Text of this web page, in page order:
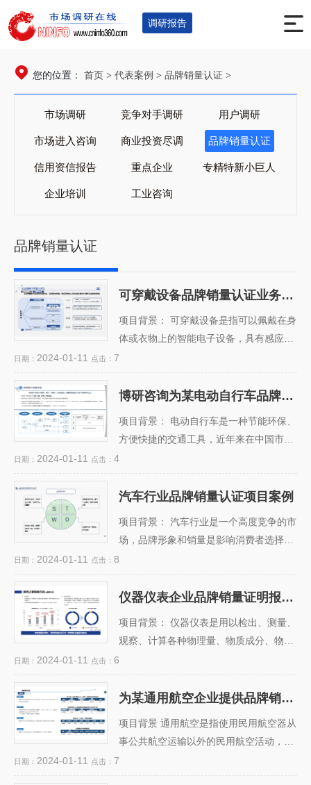
调研报告
您的位置： 首页 > 代表案例 > 品牌销量认证 >
市场调研 竞争对手调研 用户调研
市场进入咨询 商业投资尽调 品牌销量认证
信用资信报告 重点企业 专精特新小巨人
企业培训 工业咨询
品牌销量认证
可穿戴设备品牌销量认证
业务项目案例
可穿戴设备品牌销量认证业务项目案例
项目背景： 可穿戴设备是指可以佩戴在身
体或衣物上的智能电子设备，具有感应、
场规模在近年来呈现快速增长的态势，中
国。 客户痛点： 随着市场竞争的加剧，
可穿戴设备品牌之间的差异化优势越来越
了提升品牌形象和市场占有率，可穿戴设
备品牌需...
日期： 2024-01-11 点击： 7
博研咨询为某电动自行车
务
博研咨询为某电动自行车品牌提供品牌销量认证业务
项目背景： 电动自行车是一种节能环保、
方便快捷的交通工具，近年来在中国市场
来越小，消费者对品牌的认知和信任度也
者的忠诚度和购买意愿，成为了电动自行
车企业面临的重要挑战。 客户痛点： 客
户在市场上拥有较高的份额和知名度，但
是也面...
日期： 2024-01-11 点击： 4
汽车行业品牌销量认证项
目案例
汽车行业品牌销量认证项目案例
项目背景： 汽车行业是一个高度竞争的市
场，品牌形象和销量是影响消费者选择的
了解自身和竞争对手的品牌销量情况，以
国内知名汽车企业（以下简称客户）面临
以下问题： 缺乏权威和可信的品牌销量数
解，无法有效制定品牌策略和营销策略，
提升品...
日期： 2024-01-11 点击： 8
仪器仪表企业品牌销量证
明报告业务
仪器仪表企业品牌销量证明报告业务
项目背景： 仪器仪表是用以检出、测量、
观察、计算各种物理量、物质成分、物性
一。仪器仪表行业应用领域广泛，覆盖了
文教卫生、人民生活等各方面，在国民经
济建设各行各业的运行过程中承担着把关
日期： 2024-01-11 点击： 6
为某通用航空企业提供品
牌销量证明报告业务
为某通用航空企业提供品牌销量证明报告业务
项目背景 通用航空是指使用民用航空器从
事公共航空运输以外的民用航空活动，包
日期： 2024-01-11 点击： 7